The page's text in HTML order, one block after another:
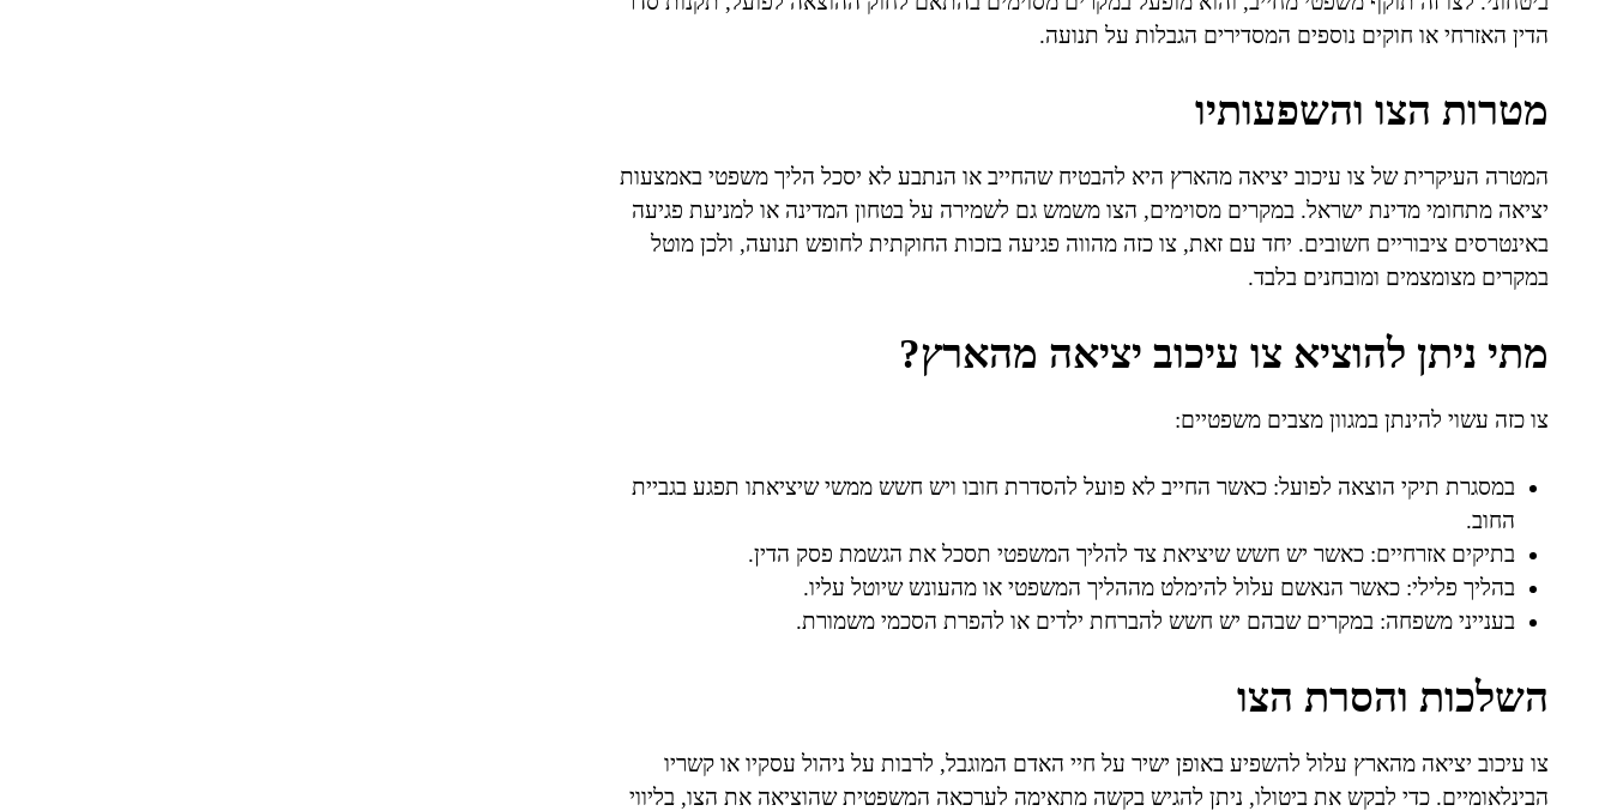
הדין האזרחי או חוקים נוספים המסדירים הגבלות על תנועה.
מטרות הצו והשפעותיו
המטרה העיקרית של צו עיכוב יציאה מהארץ היא להבטיח שהחייב או הנתבע לא יסכל הליך משפטי באמצעות
יציאה מתחומי מדינת ישראל. במקרים מסוימים, הצו משמש גם לשמירה על בטחון המדינה או למניעת פגיעה
באינטרסים ציבוריים חשובים. יחד עם זאת, צו כזה מהווה פגיעה בזכות החוקתית לחופש תנועה, ולכן מוטל
במקרים מצומצמים ומובחנים בלבד.
מתי ניתן להוציא צו עיכוב יציאה מהארץ?
צו כזה עשוי להינתן במגוון מצבים משפטיים:
במסגרת תיקי הוצאה לפועל: כאשר החייב לא פועל להסדרת חובו ויש חשש ממשי שיציאתו תפגע בגביית
החוב.
בתיקים אזרחיים: כאשר יש חשש שיציאת צד להליך המשפטי תסכל את הגשמת פסק הדין.
בהליך פלילי: כאשר הנאשם עלול להימלט מההליך המשפטי או מהעונש שיוטל עליו.
בענייני משפחה: במקרים שבהם יש חשש להברחת ילדים או להפרת הסכמי משמורת.
השלכות והסרת הצו
צו עיכוב יציאה מהארץ עלול להשפיע באופן ישיר על חיי האדם המוגבל, לרבות על ניהול עסקיו או קשריו
הבינלאומיים. כדי לבקש את ביטולו, ניתן להגיש בקשה מתאימה לערכאה המשפטית שהוציאה את הצו, בליווי